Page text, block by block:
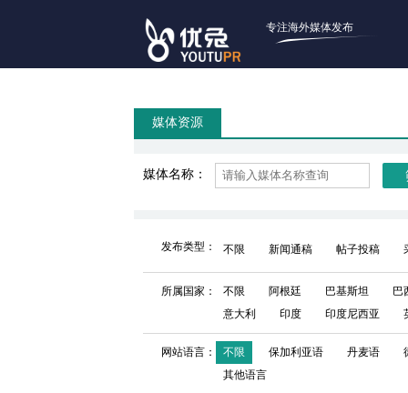
专注海外媒体发布
媒体资源
媒体名称：
发布类型： 不限 新闻通稿 帖子投稿
所属国家： 不限 阿根廷 巴基斯坦
巴
意大利
印度 印度尼西亚
网站语言： 不限 保加利亚语 丹麦语
其他语言